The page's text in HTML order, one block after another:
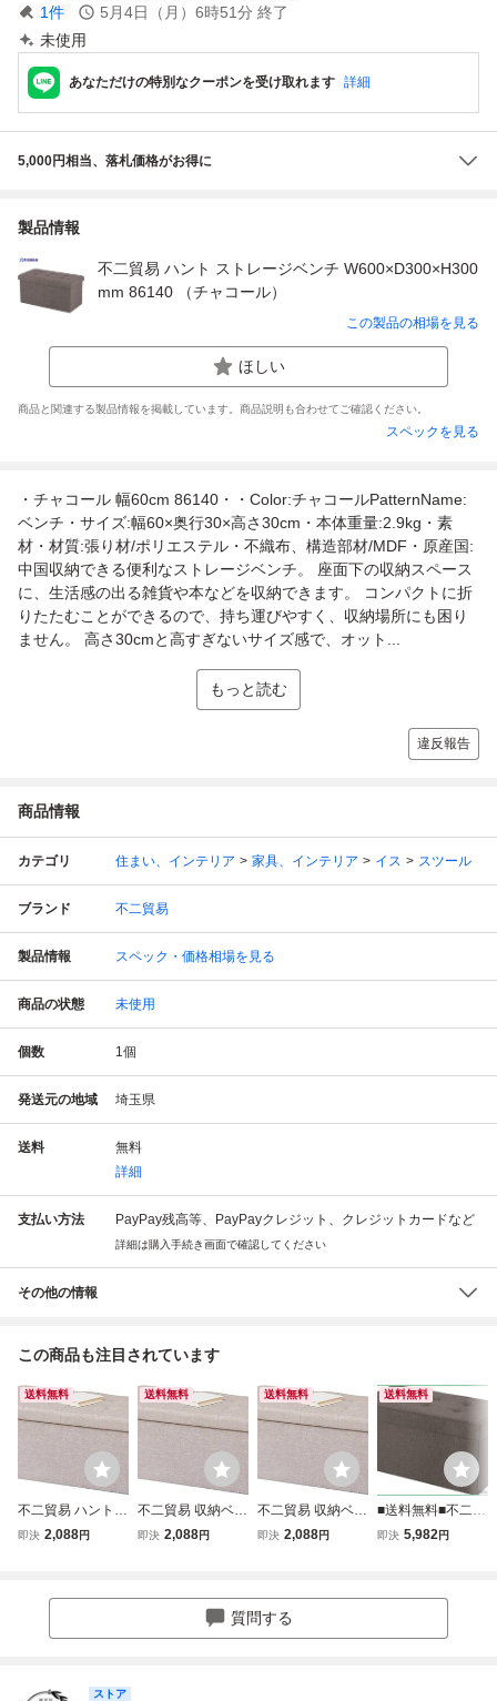
1件 5月4日（月）6時51分 終了
未使用
あなただけの特別なクーポンを受け取れます 詳細
5,000円相当、落札価格がお得に
製品情報
不二貿易 ハント ストレージベンチ W600×D300×H300
mm 86140 （チャコール）
この製品の相場を見る
ほしい
商品と関連する製品情報を掲載しています。商品説明も合わせてご確認ください。
スペックを見る
・チャコール 幅60cm 86140・・Color:チャコールPatternName:
ベンチ・サイズ:幅60×奥行30×高さ30cm・本体重量:2.9kg・素
材・材質:張り材/ポリエステル・不織布、構造部材/MDF・原産国:
中国収納できる便利なストレージベンチ。 座面下の収納スペース
に、生活感の出る雑貨や本などを収納できます。 コンパクトに折
りたたむことができるので、持ち運びやすく、収納場所にも困り
ません。 高さ30cmと高すぎないサイズ感で、オット...
もっと読む
違反報告
商品情報
カテゴリ 住まい、インテリア 家具、インテリア イス スツール
ブランド 不二貿易
製品情報 スペック・価格相場を見る
商品の状態 未使用
個数 1個
発送元の地域 埼玉県
送料
無料
詳細
支払い方法 PayPay残高等、PayPayクレジット、クレジットカードなど
詳細は購入手続き画面で確認してください
その他の情報
この商品も注目されています
送料無料
不二貿易 ハント
収納ベンチ 折りた
即決 2,088円
送料無料
不二貿易 収納ベン
チ 収納ボックス
奥行30×高さ30cm
ライトグレー
即決 2,088円
送料無料
不二貿易 収納ベン
チ 収納ボックス
奥行30×高さ30cm
ライトグレー
即決 2,088円
送料無料
■送料無料■不二貿
易 収納ベンチ 折
即決 5,982円
質問する
ストア